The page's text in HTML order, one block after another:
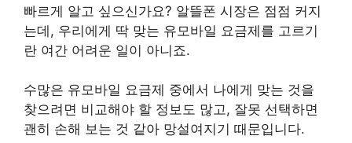
빠르게 알고 싶으신가요? 알뜰폰 시장은 점점 커지
는데, 우리에게 딱 맞는 유모바일 요금제를 고르기
란 여간 어려운 일이 아니죠.
수많은 유모바일 요금제 중에서 나에게 맞는 것을
찾으려면 비교해야 할 정보도 많고, 잘못 선택하면
괜히 손해 보는 것 같아 망설여지기 때문입니다.